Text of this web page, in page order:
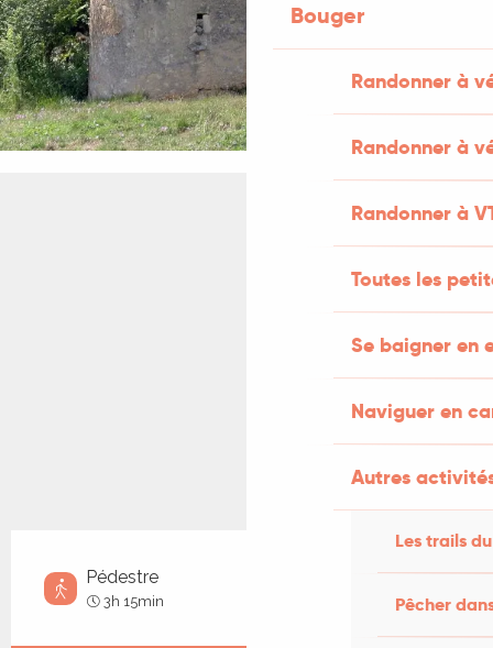
Bouger
Randonner à
Randonner à
Randonner à
Toutes les
Se baigner en
Naviguer en
Autres
Les trails
Pêcher
Pédestre
3h 15min Moyen